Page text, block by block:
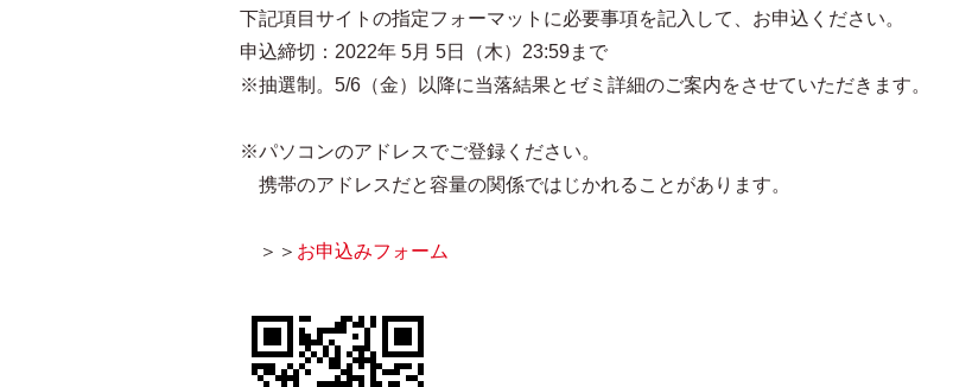
下記項目サイトの指定フォーマットに必要事項を記入して、お申込ください。
申込締切：2022年 5月 5日（木）23:59まで
※抽選制。5/6（金）以降に当落結果とゼミ詳細のご案内をさせていただきます。
※パソコンのアドレスでご登録ください。
携帯のアドレスだと容量の関係ではじかれることがあります。
＞＞ お申込みフォーム